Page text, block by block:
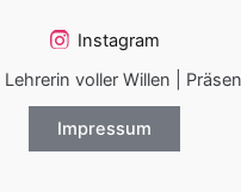
Instagram
voller Willen |
Impressum